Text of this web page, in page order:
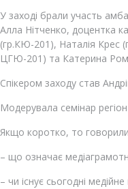
У заході брали участь
Алла Нітченко, доцентка
(гр.КЮ-201), Наталія Крес
ЦГЮ-201) та Катерина
Спікером заходу став
Модерувала семінар
Якщо коротко, то
– що означає
– чи існує сьогодні